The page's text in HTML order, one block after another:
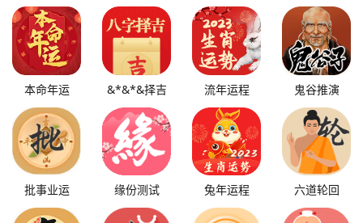
本命年运 &*&*&择吉 流年运程 鬼谷推演
批事业运 缘份测试 兔年运程 六道轮回